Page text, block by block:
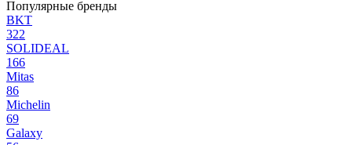
Популярные бренды
BKT
322
SOLIDEAL
166
Mitas
86
Michelin
69
Galaxy